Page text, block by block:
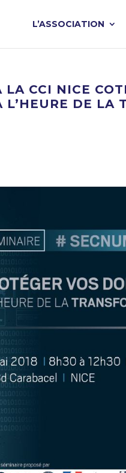
L’ASSOCIATION
CCI NICE
L’HEURE DE LA